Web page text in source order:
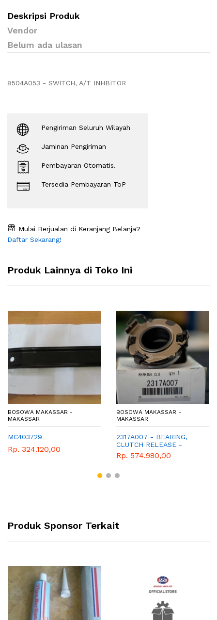
Deskripsi Produk
Vendor
Belum ada ulasan
8504A053 - SWITCH, A/T INHBITOR
Pengiriman Seluruh Wilayah
Jaminan Pengiriman
Pembayaran Otomatis.
Tersedia Pembayaran ToP
Mulai Berjualan di Keranjang Belanja?
Daftar Sekarang!
Produk Lainnya di Toko Ini
BOSOWA MAKASSAR -
MAKASSAR
MC403729
Rp. 324.120,00
BOSOWA MAKASSAR -
MAKASSAR
2317A007 - BEARING,
CLUTCH RELEASE -
LAHAR TINDISAN -
MIRAGE
Rp. 574.980,00
Produk Sponsor Terkait